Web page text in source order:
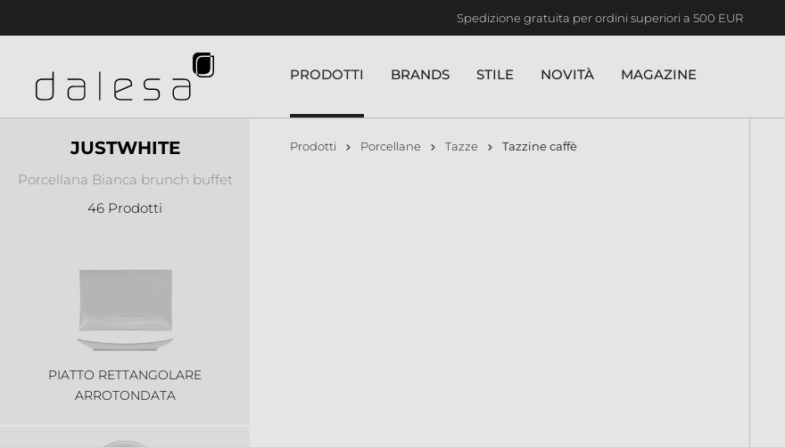
Spedizione gratuita per ordini superiori a 500 EUR
PRODOTTI BRANDS STILE NOVITÀ MAGAZINE
JUSTWHITE
Porcellana Bianca brunch buffet
46 Prodotti
SCOMPARTI
SCOMPARTI
PIATTO RETTANGOLARE
ARROTONDATA
Prodotti Porcellane Tazze Tazzine caffè